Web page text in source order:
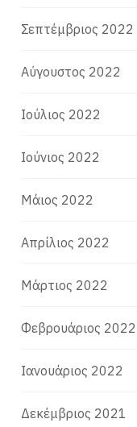
Σεπτέμβριος 2022
Αύγουστος 2022
Ιούλιος 2022
Ιούνιος 2022
Μάιος 2022
Απρίλιος 2022
Μάρτιος 2022
Φεβρουάριος 2022
Ιανουάριος 2022
Δεκέμβριος 2021